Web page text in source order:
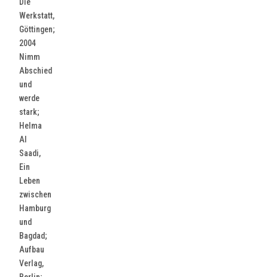
Werkstatt,
Göttingen;
2004
Nimm
Abschied
und
werde
stark;
Helma
Al
Saadi,
Ein
Leben
zwischen
Hamburg
und
Bagdad;
Aufbau
Verlag,